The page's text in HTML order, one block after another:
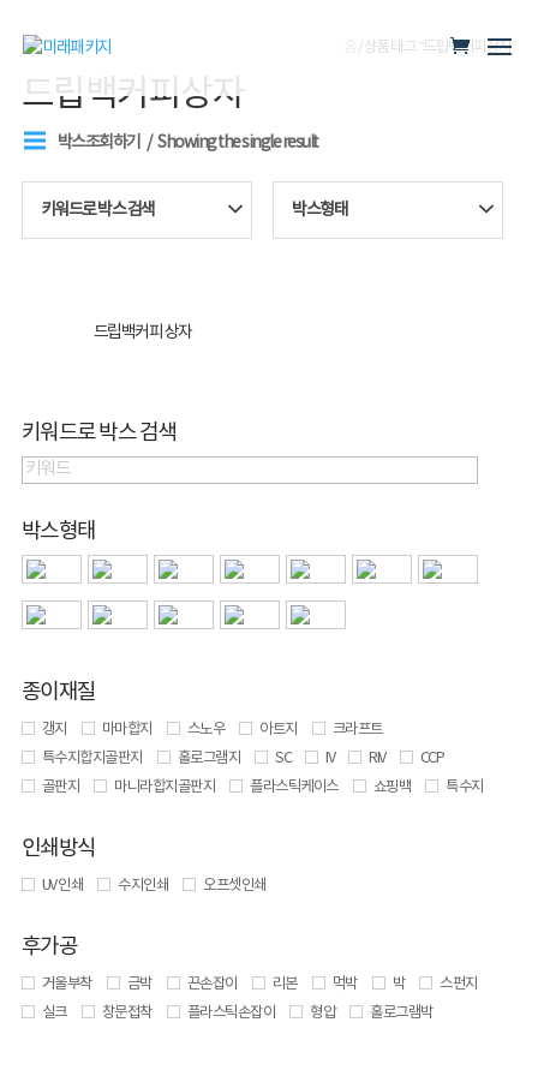
/ 상품 태그 “드립백커피상자”
드립백커피상자
박스조회하기 Showing the single result
키워드로 박스 검색 박스형태
드립백커피 상자
키워드로 박스 검색
박스형태
종이재질
갱지 마마합지 스노우 아트지
크라프트
특수지합지골판지
홀로그램지 SC IV RIV
CCP
골판지
마니라합지골판지 플라스틱케이스 쇼핑백 특수지
인쇄방식
UV 인쇄 수지인쇄 오프셋인쇄
후가공
거울부착 금박 끈손잡이 리본 먹박 박
스펀지
실크
창문접착 플라스틱손잡이 형압 홀로그램박